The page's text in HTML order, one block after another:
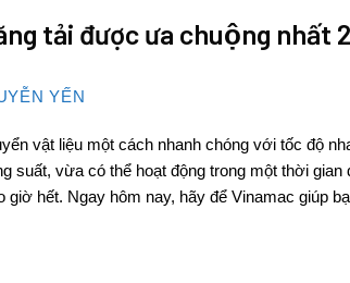
tải được ưa chuộng nhất
YẾN
vật liệu một cách nhanh chóng với tốc độ
suất, vừa có thể hoạt động trong một thời
giờ hết. Ngay hôm nay, hãy để Vinamac giúp